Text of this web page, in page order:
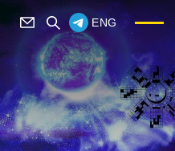
ENG